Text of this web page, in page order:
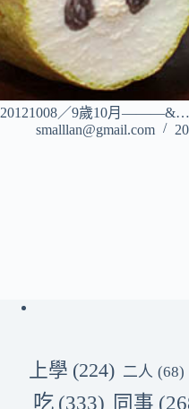
20121008／9歲10月———&…
smalllan@gmail.com
上學 (224) 二人 (68)
吃 (333) 同事